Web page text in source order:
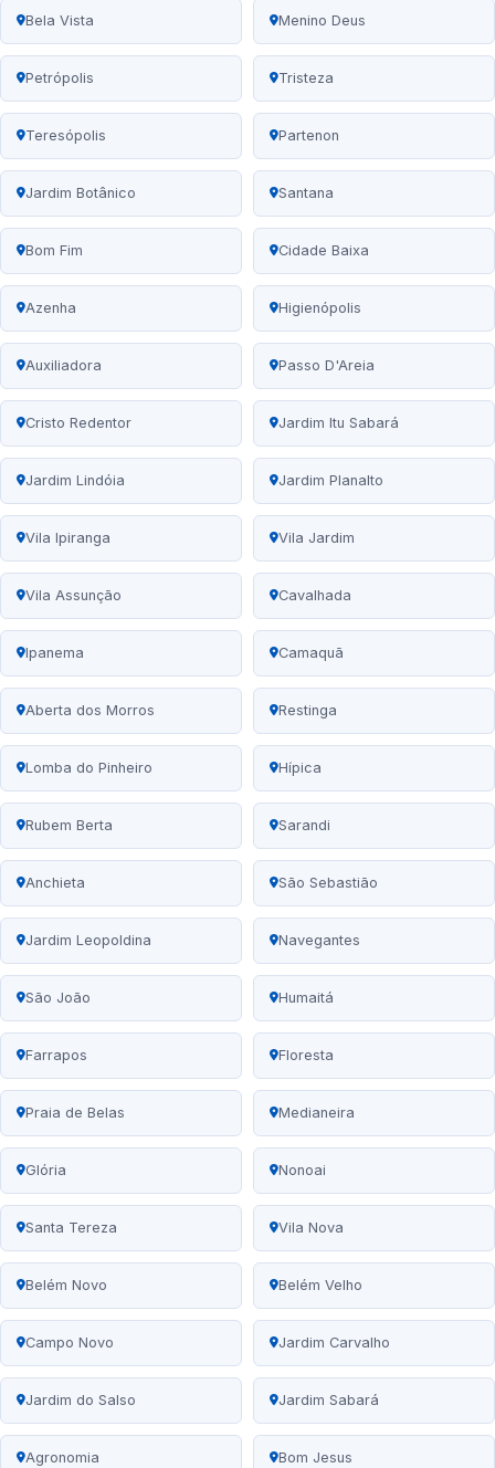
Bela Vista Menino Deus
Petrópolis Tristeza
Teresópolis Partenon
Jardim Botânico Santana
Bom Fim Cidade Baixa
Azenha Higienópolis
Auxiliadora Passo D'Areia
Cristo Redentor Jardim Itu Sabará
Jardim Lindóia Jardim Planalto
Vila Ipiranga Vila Jardim
Vila Assunção Cavalhada
Ipanema Camaquã
Aberta dos Morros Restinga
Lomba do Pinheiro Hípica
Rubem Berta Sarandi
Anchieta São Sebastião
Jardim Leopoldina Navegantes
São João Humaitá
Farrapos Floresta
Praia de Belas Medianeira
Glória Nonoai
Santa Tereza Vila Nova
Belém Novo Belém Velho
Campo Novo Jardim Carvalho
Jardim do Salso Jardim Sabará
Agronomia Bom Jesus